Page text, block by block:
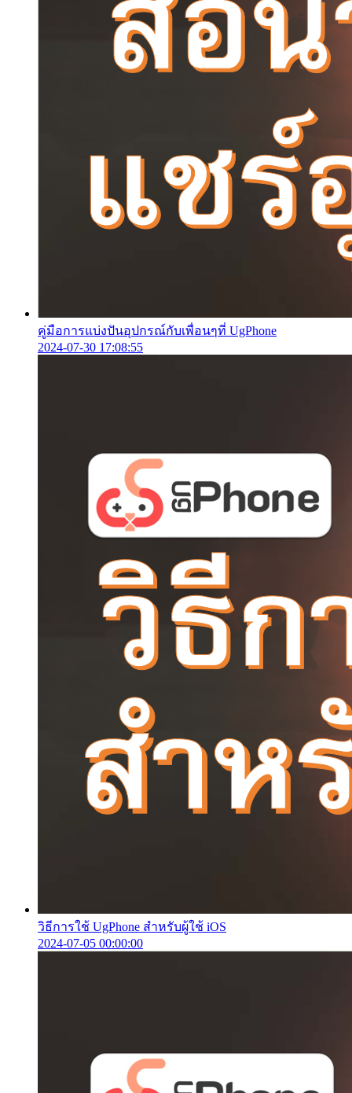
คู่มือการแบ่งปันอุปกรณ์กับเพื่อนๆที่ UgPhone
2024-07-30 17:08:55
วิธีการใช้ UgPhone สำหรับผู้ใช้ iOS
2024-07-05 00:00:00